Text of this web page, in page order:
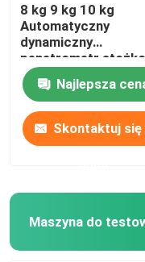
8 kg 9 kg 10 kg
Automatyczny
dynamiczny
penetrometr
SPT Sprzęt do
penetracji gleby
Najlepsza
Skontaktuj się
Maszyna do